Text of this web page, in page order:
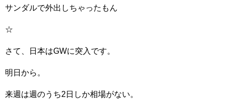
サンダルで外出しちゃったもん
☆
さて、日本はGWに突入です。
明日から。
来週は週のうち2日しか相場がない。